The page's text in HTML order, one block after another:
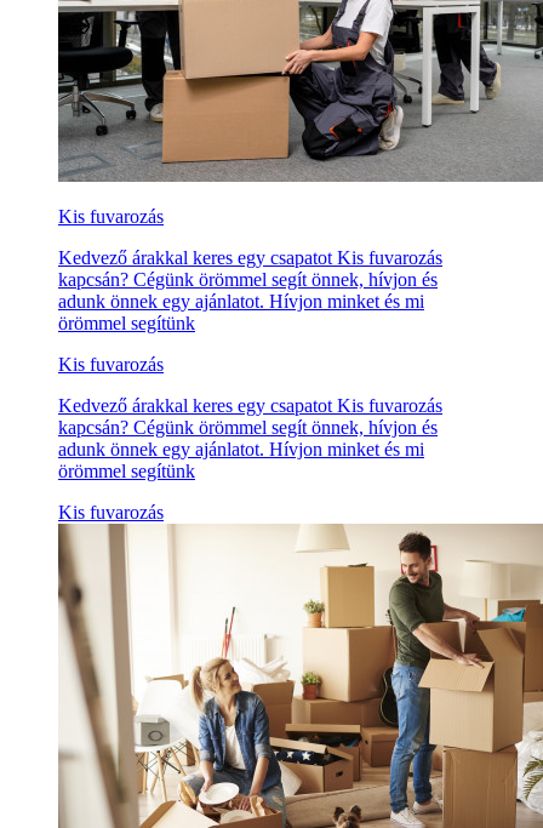
Kis fuvarozás
Kedvező árakkal keres egy csapatot Kis fuvarozás
kapcsán? Cégünk örömmel segít önnek, hívjon és
adunk önnek egy ajánlatot. Hívjon minket és mi
örömmel segítünk
Kis fuvarozás
Kedvező árakkal keres egy csapatot Kis fuvarozás
kapcsán? Cégünk örömmel segít önnek, hívjon és
adunk önnek egy ajánlatot. Hívjon minket és mi
örömmel segítünk
Kis fuvarozás